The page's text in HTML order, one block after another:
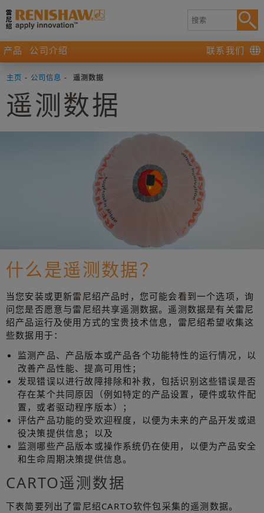
产品 公司介绍 联系我们
主页 - 公司信息 - 遥测数据
遥测数据
什么是遥测数据？
当您安装或更新雷尼绍产品时，您可能会看到一个选项，询
问您是否愿意与雷尼绍共享遥测数据。遥测数据是有关雷尼
绍产品运行及使用方式的宝贵技术信息，雷尼绍希望收集这
些数据用于：
监测产品、产品版本或产品各个功能特性的运行情况，以
改善产品性能、提高可用性；
发现错误以进行故障排除和补救，包括识别这些错误是否
存在某个共同原因（例如特定的产品设置，硬件或软件配
置，或者驱动程序版本）；
评估产品功能的受欢迎程度，以便为未来的产品开发或退
役决策提供信息；以及
监测哪些产品版本或操作系统仍在使用，以便为产品安全
和生命周期决策提供信息。
CARTO遥测数据
下表简要列出了雷尼绍CARTO软件包采集的遥测数据。